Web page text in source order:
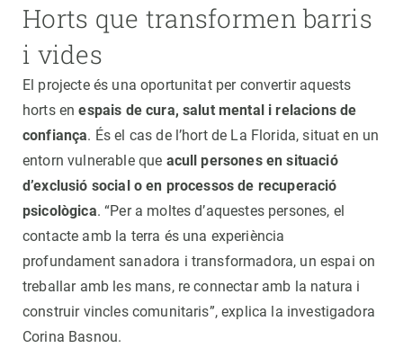
Horts que transformen barris
i vides
El projecte és una oportunitat per convertir aquests
horts enespais de cura, salut mental i relacions de
confiança. És el cas de l’hort de La Florida, situat en un
entorn vulnerable que acull persones en situació
d’exclusió social o en processos de recuperació
psicològica. “Per a moltes d’aquestes persones, el
contacte amb la terra és una experiència
profundament sanadora i transformadora, un espai on
treballar amb les mans, re connectar amb la natura i
construir vincles comunitaris”, explica la investigadora
Corina Basnou.